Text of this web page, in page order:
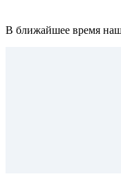
В ближайшее время наш